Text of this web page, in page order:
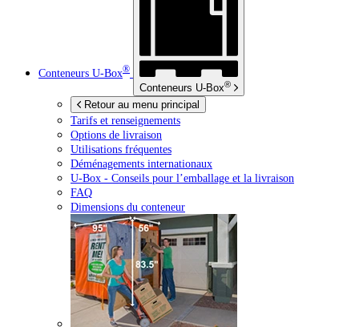
Conteneurs U-Box®
Conteneurs U-Box®
Retour au menu principal
Tarifs et renseignements
Options de livraison
Utilisations fréquentes
Déménagements internationaux
U-Box - Conseils pour l’emballage et la livraison
FAQ
Dimensions du conteneur